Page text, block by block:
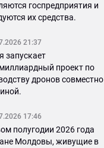
госпредприятия и
их средства.
21:37
запускает
проект по
дронов совместно
17:46
полугодии 2026 года
Молдовы, живущие в